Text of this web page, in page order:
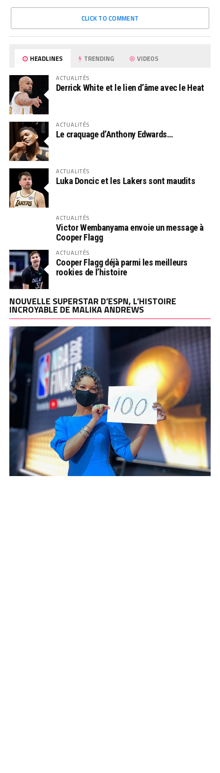
CLICK TO COMMENT
HEADLINES TRENDING VIDEOS
ACTUALITÉS
Derrick White et le lien d’âme avec le Heat
ACTUALITÉS
Le craquage d’Anthony Edwards…
ACTUALITÉS
Luka Doncic et les Lakers sont maudits
ACTUALITÉS
Victor Wembanyama envoie un message à
Cooper Flagg
ACTUALITÉS
Cooper Flagg déjà parmi les meilleurs
rookies de l’histoire
NOUVELLE SUPERSTAR D’ESPN, L’HISTOIRE
INCROYABLE DE MALIKA ANDREWS